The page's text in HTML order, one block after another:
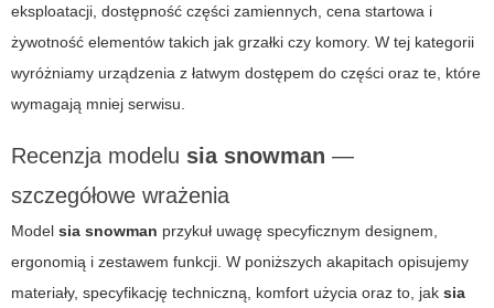
eksploatacji, dostępność części zamiennych, cena startowa i
żywotność elementów takich jak grzałki czy komory. W tej kategorii
wyróżniamy urządzenia z łatwym dostępem do części oraz te, które
wymagają mniej serwisu.
Recenzja modelu sia snowman —
szczegółowe wrażenia
Model sia snowman przykuł uwagę specyficznym designem,
ergonomią i zestawem funkcji. W poniższych akapitach opisujemy
materiały, specyfikację techniczną, komfort użycia oraz to, jak sia